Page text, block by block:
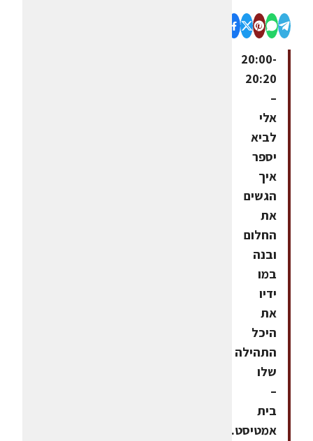
20:00-
20:20
–
אלי
לביא
יספר
איך
הגשים
את
החלום
ובנה
במו
ידיו
את
היכל
התהילה
שלו
–
בית
אמטיסט.